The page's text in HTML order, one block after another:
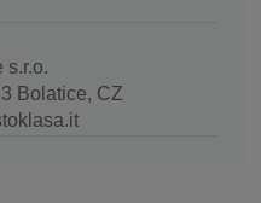
s.r.o.
Bolatice, CZ